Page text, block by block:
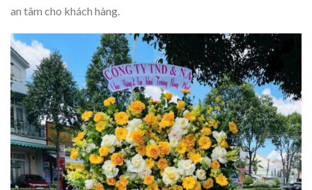
an tâm cho khách hàng.